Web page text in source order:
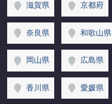
滋賀県 京都府
奈良県 和歌山県
岡山県 広島県
香川県 愛媛県